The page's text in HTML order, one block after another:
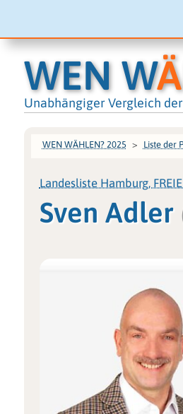
WEN WÄ
Unabhängiger Vergleich
WEN WÄHLEN? 2025 Liste der
Landesliste Hamburg,
Sven Adler